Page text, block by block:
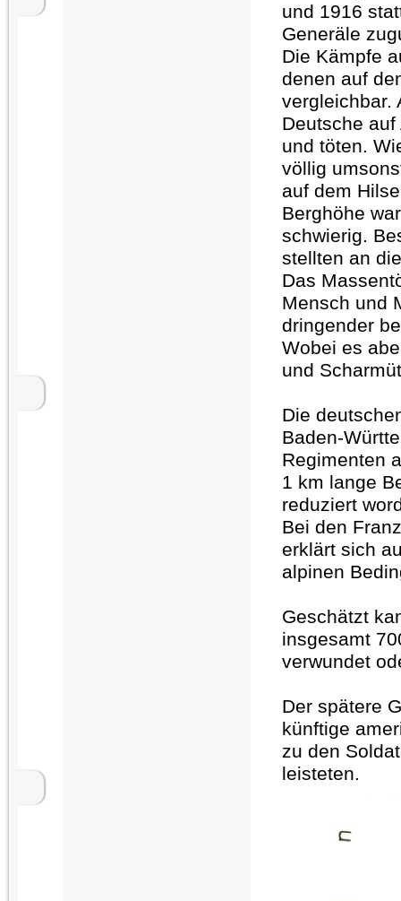
und 1916
Generäle
Die Kämpfe
denen auf
vergleichbar.
Deutsche
und töten.
völlig
auf dem
Berghöhe
schwierig.
stellten an
Das
Mensch und
dringender
Wobei es
und
Die
Baden-
Regimenten
1 km lange
reduziert
Bei den
erklärt sich
alpinen
Geschätzt
insgesamt
verwundet
Der spätere
künftige
zu den
leisteten.